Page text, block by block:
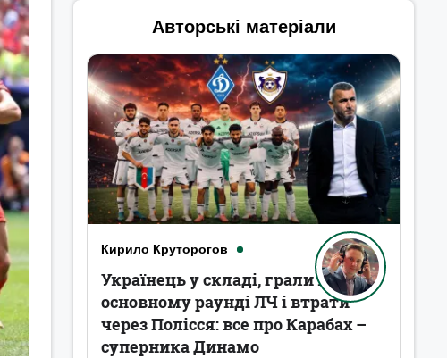
Авторські матеріали
Кирило Круторогов
Українець у складі, грали в
основному раунді ЛЧ і втрати
через Полісся: все про Карабах –
суперника Динамо